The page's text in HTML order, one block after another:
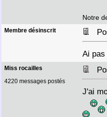
Notre
Membre désinscrit
Ai pas
Miss rocailles
4220 messages postés
J'ai